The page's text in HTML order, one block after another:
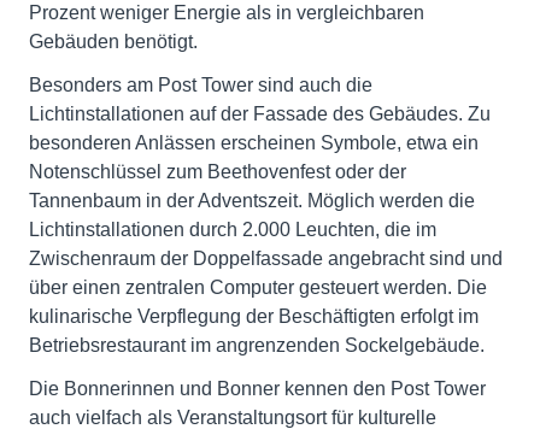
Prozent weniger Energie als in vergleichbaren
Gebäuden benötigt.
Besonders am Post Tower sind auch die
Lichtinstallationen auf der Fassade des Gebäudes. Zu
besonderen Anlässen erscheinen Symbole, etwa ein
Notenschlüssel zum Beethovenfest oder der
Tannenbaum in der Adventszeit. Möglich werden die
Lichtinstallationen durch 2.000 Leuchten, die im
Zwischenraum der Doppelfassade angebracht sind und
über einen zentralen Computer gesteuert werden. Die
kulinarische Verpflegung der Beschäftigten erfolgt im
Betriebsrestaurant im angrenzenden Sockelgebäude.
Die Bonnerinnen und Bonner kennen den Post Tower
auch vielfach als Veranstaltungsort für kulturelle